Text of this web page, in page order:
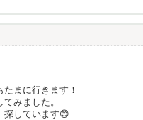
まに行きます！
みました。
探しています😊